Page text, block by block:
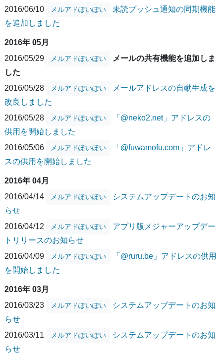
2016/06/10 メルアドぽいぽい
未読プッシュ通知の同期機能
を追加しました
2016年 05月
2016/05/29
メルアドぽいぽい
メールの共有機能を追加しま
した
2016/05/28
メルアドぽいぽい
メールアドレスの自動生成を
改良しました
2016/05/28
メルアドぽいぽい
「@neko2.net」アドレスの
供用を開始しました
2016/05/06
メルアドぽいぽい
「@fuwamofu.com」アドレ
スの供用を開始しました
2016年 04月
2016/04/14
メルアドぽいぽい
システムアップデートのお知
らせ
2016/04/12
メルアドぽいぽい
アプリ版メジャーアップデー
トリリースのお知らせ
2016/04/09
メルアドぽいぽい
「@ruru.be」アドレスの供用
を開始しました
2016年 03月
2016/03/23
メルアドぽいぽい
システムアップデートのお知
らせ
2016/03/11
メルアドぽいぽい
システムアップデートのお知
らせ